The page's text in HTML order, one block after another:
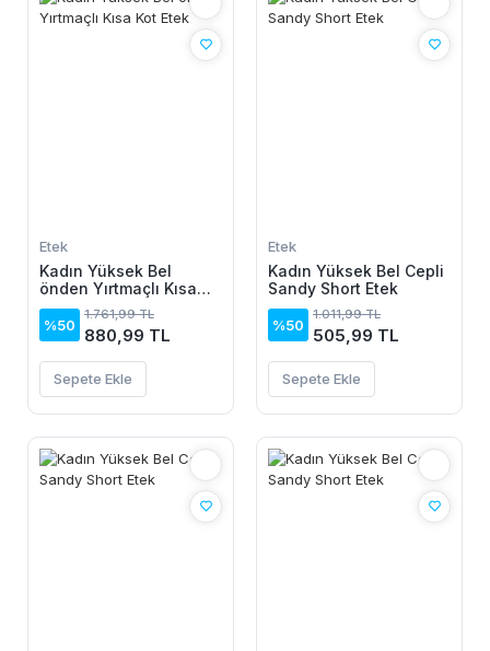
Etek
Kadın Yüksek Bel
önden Yırtmaçlı Kısa
Kot Etek
%50
1.761,99 TL
880,99 TL
Sepete Ekle
Etek
Kadın Yüksek Bel Cepli
Sandy Short Etek
%50
1.011,99 TL
505,99 TL
Sepete Ekle